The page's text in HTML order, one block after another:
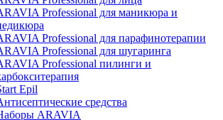
Professional для маникюра и
Professional для парафинотерапии
Professional для шугаринга
Professional пилинги и
Epil
средства
ARAVIA